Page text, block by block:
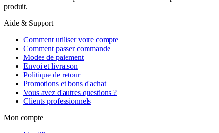
produit.
Aide & Support
Comment utiliser votre compte
Comment passer commande
Modes de paiement
Envoi et livraison
Politique de retour
Promotions et bons d'achat
Vous avez d'autres questions ?
Clients professionnels
Mon compte